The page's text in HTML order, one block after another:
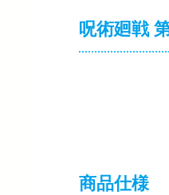
呪術廻戦
商品仕様